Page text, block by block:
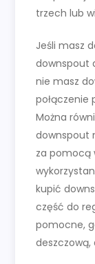
trzech lub
Jeśli masz
downspout
nie masz
połączenie
Można
downspout
za pomocą
kupić
część do
pomocne,
deszczową,